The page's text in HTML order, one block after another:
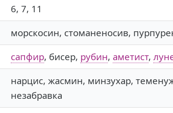
6, 7, 11
морскосин, стоманеносив,
сапфир, бисер, рубин, аметист,
нарцис, жасмин, минзухар,
незабравка